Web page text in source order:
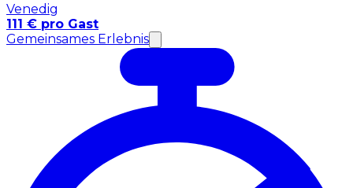
Venedig
111 € pro Gast
Gemeinsames Erlebnis